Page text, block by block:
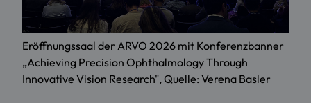
Eröffnungssaal der ARVO 2026 mit Konferenzbanner
„Achieving Precision Ophthalmology Through
Innovative Vision Research", Quelle: Verena Basler